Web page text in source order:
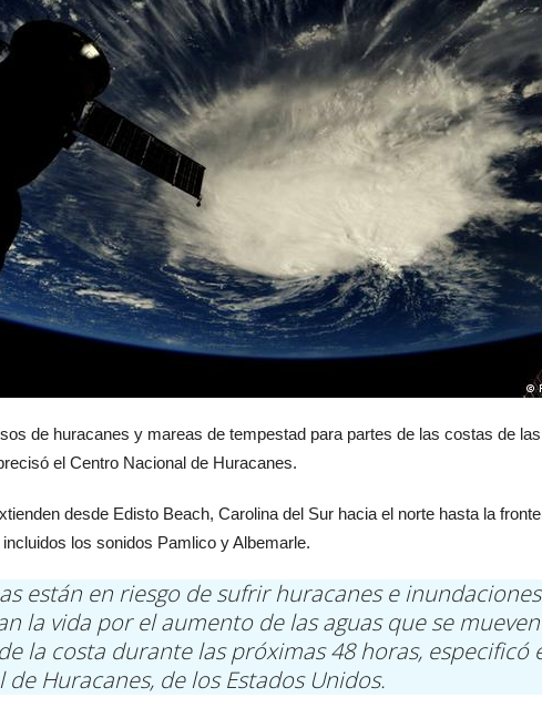
de huracanes y mareas de tempestad para partes de las costas de
el Centro Nacional de Huracanes.
desde Edisto Beach, Carolina del Sur hacia el norte hasta la
los sonidos Pamlico y Albemarle.
están en riesgo de sufrir huracanes e
la vida por el aumento de las aguas que se
la costa durante las próximas 48 horas, especificó
de Huracanes, de los Estados Unidos.